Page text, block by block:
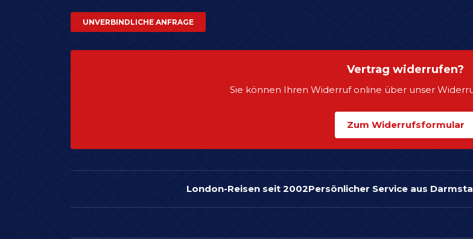
UNVERBINDLICHE ANFRAGE
Vertrag widerrufen?
Sie können Ihren Widerruf online über unser
Zum Widerrufsformular
London-Reisen seit 2002Persönlicher Service aus